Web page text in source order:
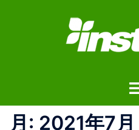
ス
ト
ル
月: 2021年7月